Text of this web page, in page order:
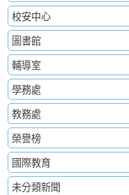
校安中心
圖書館
輔導室
學務處
教務處
榮譽榜
國際教育
未分類新聞